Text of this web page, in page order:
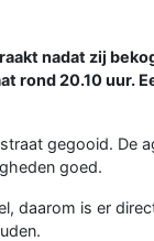
nadat zij
rond 20.10 uur.
gegooid. De
goed.
daarom is er